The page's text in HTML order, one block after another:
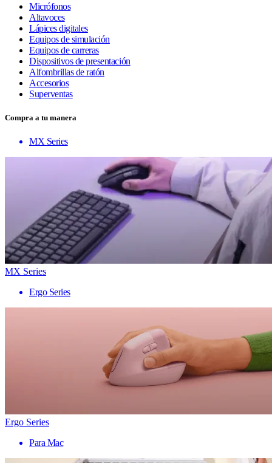
Micrófonos
Altavoces
Lápices digitales
Equipos de simulación
Equipos de carreras
Dispositivos de presentación
Alfombrillas de ratón
Accesorios
Superventas
Compra a tu manera
MX Series
MX Series
Ergo Series
Ergo Series
Para Mac